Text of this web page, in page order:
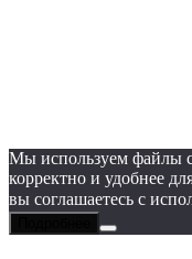
Мы используем файлы
корректно и удобнее
вы соглашаетесь с